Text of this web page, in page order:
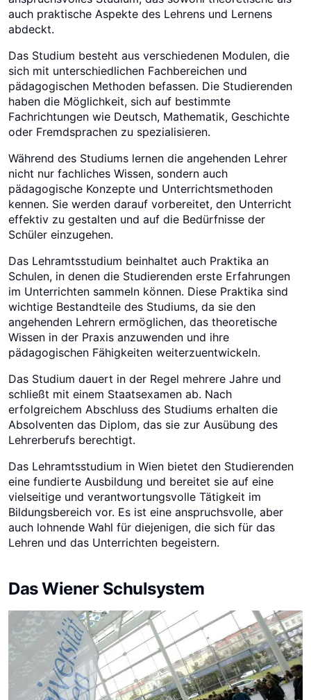
auch praktische Aspekte des Lehrens und Lernens
abdeckt.
Das Studium besteht aus verschiedenen Modulen, die
sich mit unterschiedlichen Fachbereichen und
pädagogischen Methoden befassen. Die Studierenden
haben die Möglichkeit, sich auf bestimmte
Fachrichtungen wie Deutsch, Mathematik, Geschichte
oder Fremdsprachen zu spezialisieren.
Während des Studiums lernen die angehenden Lehrer
nicht nur fachliches Wissen, sondern auch
pädagogische Konzepte und Unterrichtsmethoden
kennen. Sie werden darauf vorbereitet, den Unterricht
effektiv zu gestalten und auf die Bedürfnisse der
Schüler einzugehen.
Das Lehramtsstudium beinhaltet auch Praktika an
Schulen, in denen die Studierenden erste Erfahrungen
im Unterrichten sammeln können. Diese Praktika sind
wichtige Bestandteile des Studiums, da sie den
angehenden Lehrern ermöglichen, das theoretische
Wissen in der Praxis anzuwenden und ihre
pädagogischen Fähigkeiten weiterzuentwickeln.
Das Studium dauert in der Regel mehrere Jahre und
schließt mit einem Staatsexamen ab. Nach
erfolgreichem Abschluss des Studiums erhalten die
Absolventen das Diplom, das sie zur Ausübung des
Lehrerberufs berechtigt.
Das Lehramtsstudium in Wien bietet den Studierenden
eine fundierte Ausbildung und bereitet sie auf eine
vielseitige und verantwortungsvolle Tätigkeit im
Bildungsbereich vor. Es ist eine anspruchsvolle, aber
auch lohnende Wahl für diejenigen, die sich für das
Lehren und das Unterrichten begeistern.
Das Wiener Schulsystem